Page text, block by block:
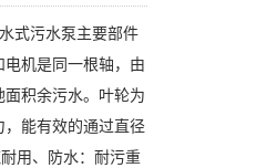
式污水泵主要部件
机是同一根轴，由
积余污水。叶轮为
能有效的通过直径
用、防水：耐污重